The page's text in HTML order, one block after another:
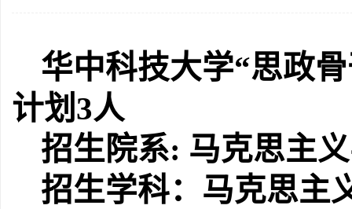
华中科技大学“思政
计划3人
招生院系: 马克思主
招生学科：马克思主